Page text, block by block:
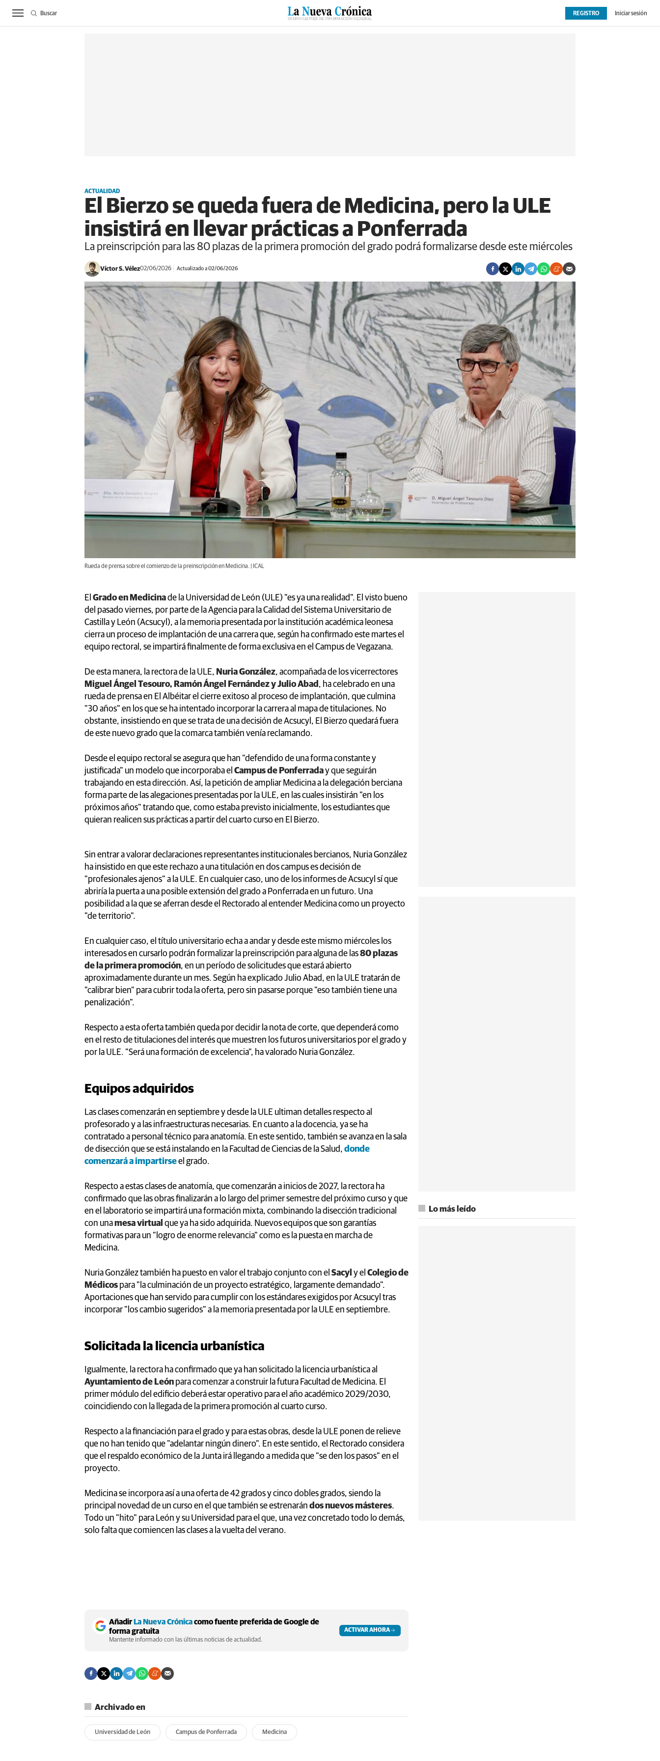
ACTUALIDAD BIERZO SUCESOS CULTURAS ESPECIALES DEPORTES OPINIÓN EXTRAS
REGISTRO Iniciar sesión
Buscar
ACTUALIDAD
El Bierzo se queda fuera de Medicina, pero la ULE
insistirá en llevar prácticas a Ponferrada
La preinscripción para las 80 plazas de la primera promoción del grado podrá formalizarse desde este miércoles
Víctor S. Vélez02/06/2026 Actualizado a 02/06/2026
Rueda de prensa sobre el comienzo de la preinscripción en Medicina. | ICAL
El Grado en Medicinade la Universidad de León (ULE) "es ya una realidad". El visto bueno
del pasado viernes, por parte de la Agencia para la Calidad del Sistema Universitario de
Castilla y León (Acsucyl), a la memoria presentada por la institución académica leonesa
cierra un proceso de implantación de una carrera que, según ha confirmado este martes el
equipo rectoral, se impartirá finalmente de forma exclusiva en el Campus de Vegazana.
De esta manera, la rectora de la ULE, Nuria González, acompañada de los vicerrectores
Miguel Ángel Tesouro, Ramón Ángel Fernández y Julio Abad , ha celebrado en una
rueda de prensa en El Albéitar el cierre exitoso al proceso de implantación, que culmina
"30 años" en los que se ha intentado incorporar la carrera al mapa de titulaciones. No
obstante, insistiendo en que se trata de una decisión de Acsucyl, El Bierzo quedará fuera
de este nuevo grado que la comarca también venía reclamando.
Desde el equipo rectoral se asegura que han "defendido de una forma constante y
justificada" un modelo que incorporaba el Campus de Ponferraday que seguirán
trabajando en esta dirección. Así, la petición de ampliar Medicina a la delegación berciana
forma parte de las alegaciones presentadas por la ULE, en las cuales insistirán "en los
próximos años" tratando que, como estaba previsto inicialmente, los estudiantes que
quieran realicen sus prácticas a partir del cuarto curso en El Bierzo.
Sin entrar a valorar declaraciones representantes institucionales bercianos, Nuria González
ha insistido en que este rechazo a una titulación en dos campus es decisión de
"profesionales ajenos" a la ULE. En cualquier caso, uno de los informes de Acsucyl sí que
abriría la puerta a una posible extensión del grado a Ponferrada en un futuro. Una
posibilidad a la que se aferran desde el Rectorado al entender Medicina como un proyecto
"de territorio".
En cualquier caso, el título universitario echa a andar y desde este mismo miércoles los
interesados en cursarlo podrán formalizar la preinscripción para alguna de las80 plazas
de la primera promoción, en un período de solicitudes que estará abierto
aproximadamente durante un mes. Según ha explicado Julio Abad, en la ULE tratarán de
"calibrar bien" para cubrir toda la oferta, pero sin pasarse porque "eso también tiene una
penalización".
Respecto a esta oferta también queda por decidir la nota de corte, que dependerá como
en el resto de titulaciones del interés que muestren los futuros universitarios por el grado y
por la ULE. "Será una formación de excelencia", ha valorado Nuria González.
Equipos adquiridos
Las clases comenzarán en septiembre y desde la ULE ultiman detalles respecto al
profesorado y a las infraestructuras necesarias. En cuanto a la docencia, ya se ha
contratado a personal técnico para anatomía. En este sentido, también se avanza en la sala
de disección que se está instalando en la Facultad de Ciencias de la Salud, donde
comenzará a impartirseel grado.
Respecto a estas clases de anatomía, que comenzarán a inicios de 2027, la rectora ha
confirmado que las obras finalizarán a lo largo del primer semestre del próximo curso y que
en el laboratorio se impartirá una formación mixta, combinando la disección tradicional
con unamesa virtual que ya ha sido adquirida. Nuevos equipos que son garantías
formativas para un "logro de enorme relevancia" como es la puesta en marcha de
Medicina.
Nuria González también ha puesto en valor el trabajo conjunto con el Sacyl y el Colegio de
Médicos para "la culminación de un proyecto estratégico, largamente demandado".
Aportaciones que han servido para cumplir con los estándares exigidos por Acsucyl tras
incorporar "los cambio sugeridos" a la memoria presentada por la ULE en septiembre.
Solicitada la licencia urbanística
Igualmente, la rectora ha confirmado que ya han solicitado la licencia urbanística al
Ayuntamiento de León para comenzar a construir la futura Facultad de Medicina. El
primer módulo del edificio deberá estar operativo para el año académico 2029/2030,
coincidiendo con la llegada de la primera promoción al cuarto curso.
Respecto a la financiación para el grado y para estas obras, desde la ULE ponen de relieve
que no han tenido que "adelantar ningún dinero". En este sentido, el Rectorado considera
que el respaldo económico de la Junta irá llegando a medida que "se den los pasos" en el
proyecto.
Medicina se incorpora así a una oferta de 42 grados y cinco dobles grados, siendo la
principal novedad de un curso en el que también se estrenarán dos nuevos másteres.
Todo un "hito" para León y su Universidad para el que, una vez concretado todo lo demás,
solo falta que comiencen las clases a la vuelta del verano.
AñadirLa Nueva Crónicacomo fuente preferida de Google de
forma gratuita
Mantente informado con las últimas noticias de actualidad.
ACTIVAR AHORA
Archivado en
Universidad de León Campus de Ponferrada Medicina
Lo más leído